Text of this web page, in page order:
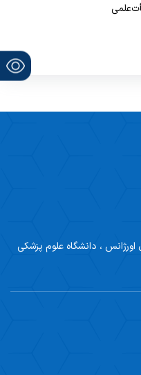
اورژانس ، دانشگاه علوم پزشکی